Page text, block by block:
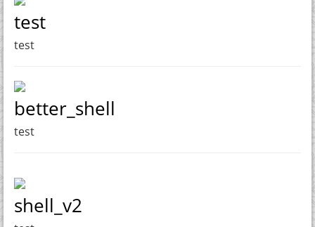
test
test
better_shell
test
shell_v2